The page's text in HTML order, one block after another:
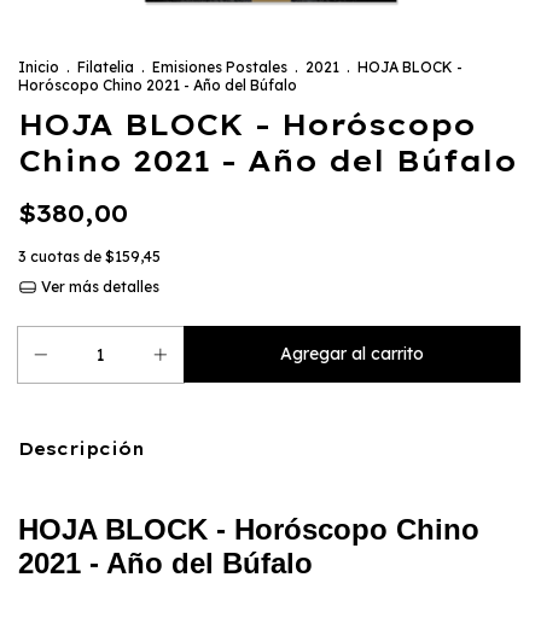
Inicio . Filatelia . Emisiones Postales . 2021 . HOJA BLOCK -
Horóscopo Chino 2021 - Año del Búfalo
HOJA BLOCK - Horóscopo
Chino 2021 - Año del Búfalo
$380,00
3 cuotas de $159,45
Ver más detalles
Descripción
HOJA BLOCK - Horóscopo Chino
2021 - Año del Búfalo